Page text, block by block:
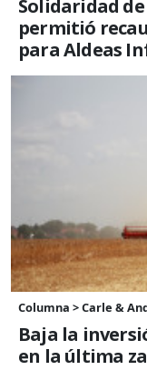
Solidaridad
permitió
para Aldeas
Columna > Carle &
Baja la
en la última